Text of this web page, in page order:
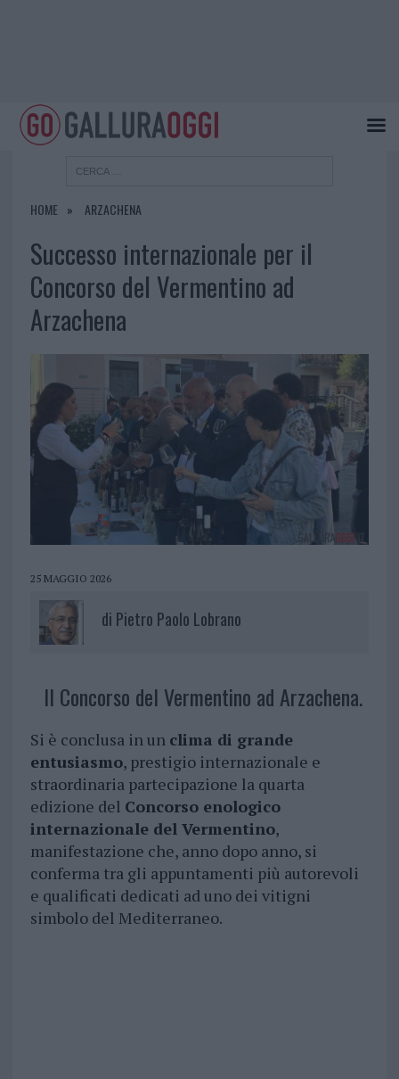
HOME ARZACHENA
Successo internazionale per il
Concorso del Vermentino ad
Arzachena
25 MAGGIO 2026
di Pietro Paolo Lobrano
Il Concorso del Vermentino ad Arzachena.
Si è conclusa in un clima di grande
entusiasmo, prestigio internazionale e
straordinaria partecipazione la quarta
edizione del Concorso enologico
internazionale del Vermentino,
manifestazione che, anno dopo anno, si
conferma tra gli appuntamenti più autorevoli
e qualificati dedicati ad uno dei vitigni
simbolo del Mediterraneo.